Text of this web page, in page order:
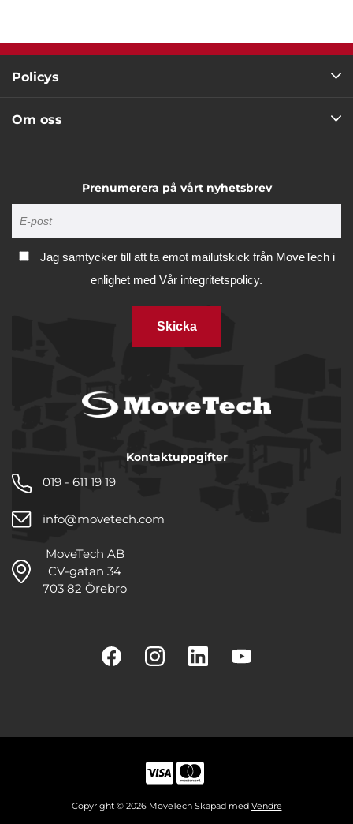
Policys
Om oss
Prenumerera på vårt nyhetsbrev
Jag samtycker till att ta emot mailutskick från MoveTech i
enlighet med Vår integritetspolicy.
Skicka
Kontaktuppgifter
019 - 611 19 19
info@movetech.com
MoveTech AB
CV-gatan 34
703 82 Örebro
Copyright © 2026 MoveTech Skapad med Vendre